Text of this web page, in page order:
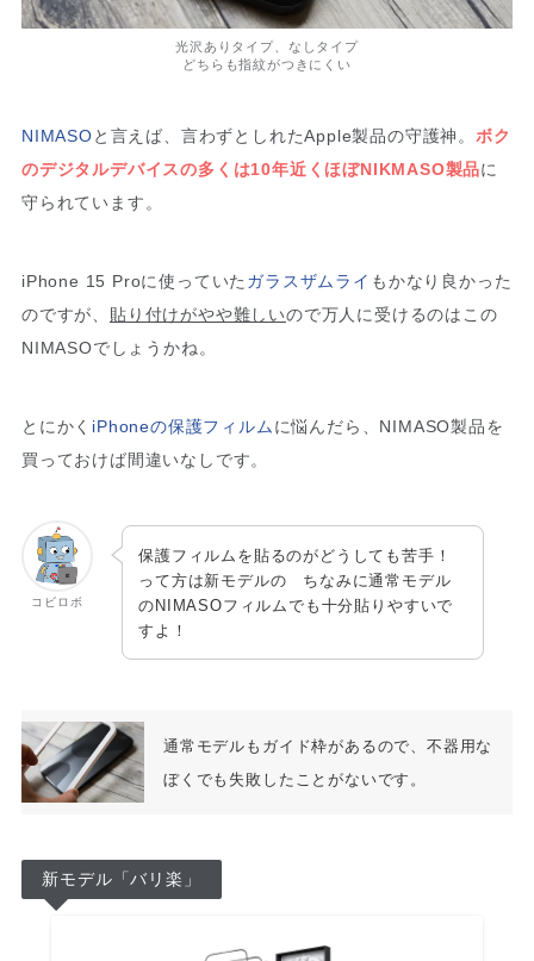
光沢ありタイプ、なしタイプ
どちらも指紋がつきにくい
NIMASOと言えば、言わずとしれたApple製品の守護神。 ボク
のデジタルデバイスの多くは10年近くほぼNIKMASO製品に
守られています。
iPhone 15 Proに使っていた ガラスザムライ もかなり良かった
のですが、 貼り付けがやや難しいので万人に受けるのはこの
NIMASOでしょうかね。
とにかく iPhoneの保護フィルム に悩んだら、NIMASO製品を
買っておけば間違いなしです。
コビロボ
保護フィルムを貼るのがどうしても苦手！
って方は新モデルの ちなみに通常モデル
のNIMASOフィルムでも十分貼りやすいで
すよ！
通常モデルもガイド枠があるので、不器用な
ぼくでも失敗したことがないです。
新モデル「バリ楽」